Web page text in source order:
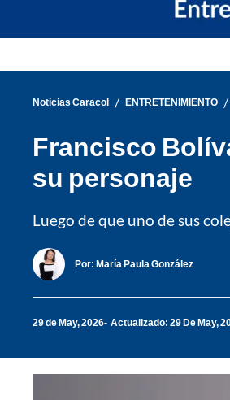
Noticias Caracol / ENTRETENIMIENTO /
Francisco
su personaje
Luego de que uno de sus
Por: María Paula González
29 de May, 2026 Actualizado: 29 De May,